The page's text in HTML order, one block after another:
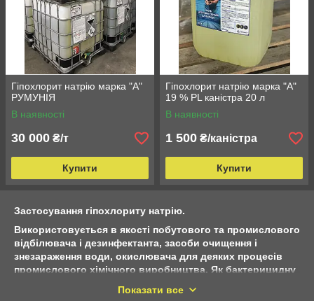
Гіпохлорит натрію марка "А"
РУМУНІЯ
В наявності
30 000 ₴/т
Купити
Гіпохлорит натрію марка "А"
19 % PL каністра 20 л
В наявності
1 500 ₴/каністра
Купити
Застосування гіпохлориту натрію.
Використовується в якості побутового та промислового
відбілювача і дезинфектанта, засоби очищення і
знезараження води, окислювача для деяких процесів
промислового хімічного виробництва. Як бактерицидну
харчовій промисловості та сільському господарстві.
Показати все